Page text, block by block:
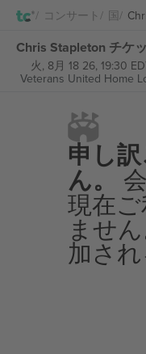
コンサート 国
Chris Stapleton チケ
火, 8月 18 26, 19:30
Veterans United Home
申し
ん。
現在
ませ
加され